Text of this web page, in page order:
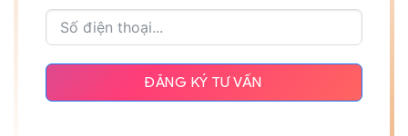
ĐĂNG KÝ TƯ VẤN